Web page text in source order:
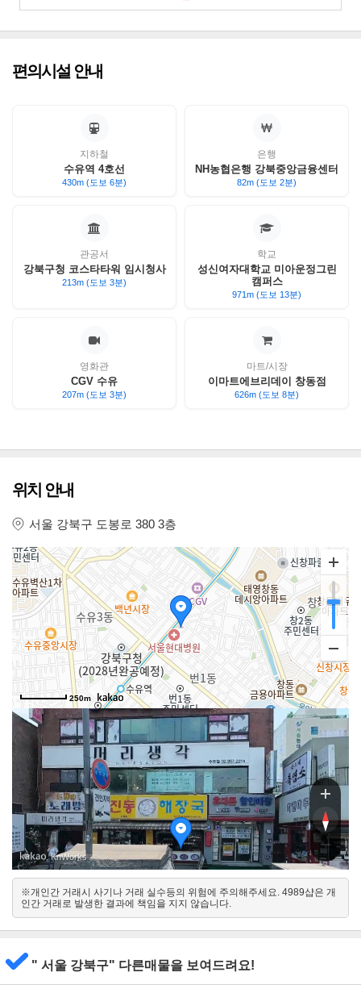
편의시설 안내
지하철
수유역 4호선
430m (도보 6분)
은행
NH농협은행 강북중앙금융센터
82m (도보 2분)
관공서
강북구청 코스타타워 임시청사
213m (도보 3분)
학교
성신여자대학교 미아운정그린
캠퍼스
971m (도보 13분)
영화관
CGV 수유
207m (도보 3분)
마트/시장
이마트에브리데이 창동점
626m (도보 8분)
위치 안내
서울 강북구 도봉로 380 3층
250m 도
북서
북동
, KnWorks
※개인간 거래시 사기나 거래 실수등의 위험에 주의해주세요. 4989샵은 개
인간 거래로 발생한 결과에 책임을 지지 않습니다.
" 서울 강북구" 다른매물을 보여드려요!